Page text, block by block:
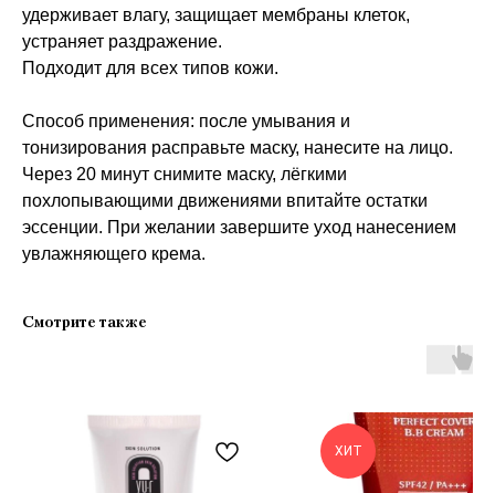
удерживает влагу, защищает мембраны клеток,
устраняет раздражение.
Подходит для всех типов кожи.
Способ применения: после умывания и
тонизирования расправьте маску, нанесите на лицо.
Через 20 минут снимите маску, лёгкими
похлопывающими движениями впитайте остатки
эссенции. При желании завершите уход нанесением
увлажняющего крема.
Смотрите также
ХИТ